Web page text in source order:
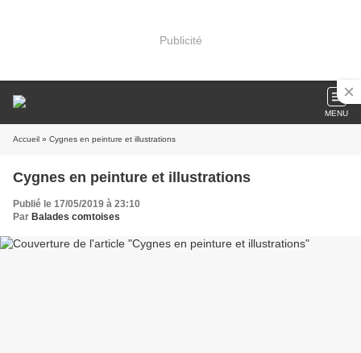
Publicité
MENU
Accueil » Cygnes en peinture et illustrations
Cygnes en peinture et illustrations
Publié le 17/05/2019 à 23:10
Par Balades comtoises